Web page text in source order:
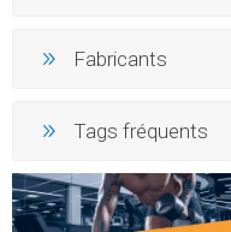
Fabricants
Tags fréquents